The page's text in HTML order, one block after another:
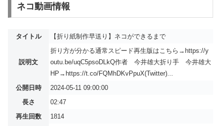
ネコ動画情報
タイトル 【折り紙制作早送り】ネコができるまで
説明文
折り方が分かる通常スピード再生版はこちら→https://y
outu.be/uqC5psoDLkQ作者 今井雄大折り手 今井雄大
HP→https://t.co/FQMhDKvPpuX(Twitter)...
公開日時
2024-05-11 09:00:00
長さ
02:47
再生回数
1814